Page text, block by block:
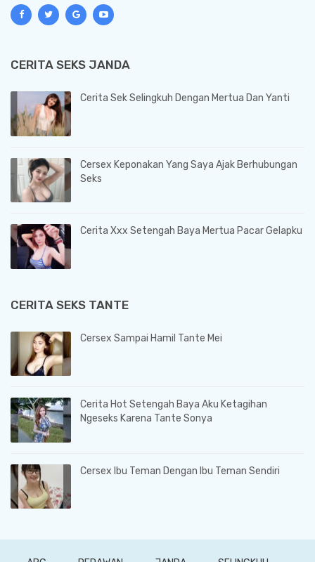
CERITA SEKS JANDA
Cerita Sek Selingkuh Dengan Mertua Dan Yanti
Cersex Keponakan Yang Saya Ajak Berhubungan
Seks
Cerita Xxx Setengah Baya Mertua Pacar Gelapku
CERITA SEKS TANTE
Cersex Sampai Hamil Tante Mei
Cerita Hot Setengah Baya Aku Ketagihan
Ngeseks Karena Tante Sonya
Cersex Ibu Teman Dengan Ibu Teman Sendiri